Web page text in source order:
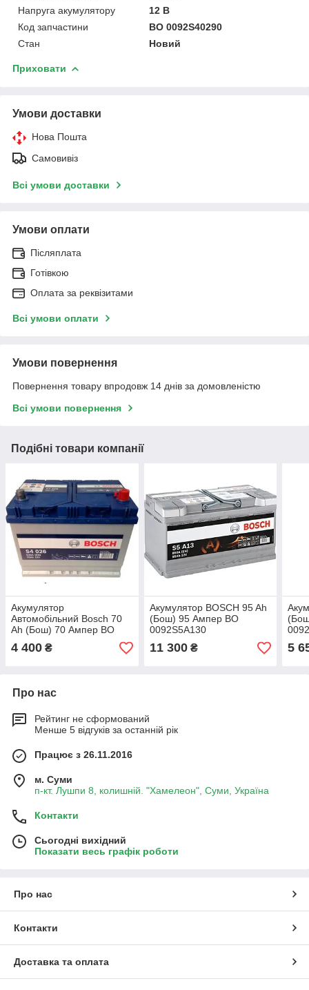
Напруга акумулятору
12 В
Код запчастини
BO 0092S40290
Стан
Новий
Приховати
Умови доставки
Нова Пошта
Самовивіз
Всі умови доставки
Умови оплати
Післяплата
Готівкою
Оплата за реквізитами
Всі умови оплати
Умови повернення
Повернення товару впродовж 14 днів за домовленістю
Всі умови повернення
Подібні товари компанії
Акумулятор
Автомобільний Bosch 70
Ah (Бош) 70 Ампер BO
0092S40260
4 400 ₴
Акумулятор BOSCH 95 Ah
(Бош) 95 Ампер BO
0092S5A130
11 300₴ 5
Про нас
Рейтинг не сформований
Менше 5 відгуків за останній рік
Працює з 26.11.2016
м. Суми
п-кт. Лушпи 8, колишній. "Хамелеон", Суми, Україна
Контакти
Сьогодні вихідний
Показати весь графік роботи
Про нас
Контакти
Доставка та оплата